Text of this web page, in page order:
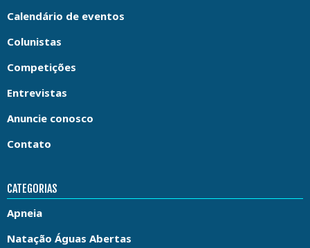
Calendário de eventos
Colunistas
Competições
Entrevistas
Anuncie conosco
Contato
CATEGORIAS
Apneia
Natação Águas Abertas